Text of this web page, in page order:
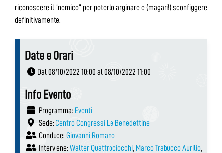
riconoscere il “nemico” per poterlo arginare e (magari!) sconfiggere
definitivamente.
Date e Orari
Dal 08/10/2022 10:00 al 08/10/2022 11:00
Info Evento
Programma: Eventi
Sede: Centro Congressi Le Benedettine
Conduce: Giovanni Romano
Interviene: Walter Quattrociocchi, Marco Trabucco Aurilio,